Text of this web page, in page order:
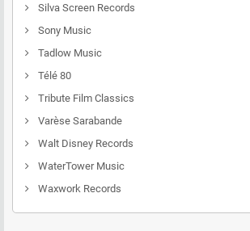
Silva Screen Records
Sony Music
Tadlow Music
Télé 80
Tribute Film Classics
Varèse Sarabande
Walt Disney Records
WaterTower Music
Waxwork Records